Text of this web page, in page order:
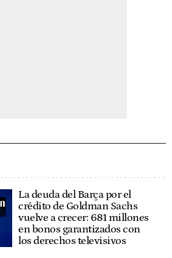
La deuda del Barça por el
crédito de Goldman Sachs
vuelve a crecer: 681 millones
en bonos garantizados con
los derechos televisivos